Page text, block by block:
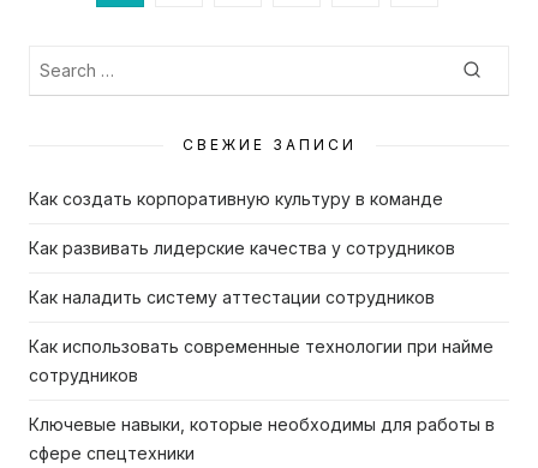
Пагинация
записей
Search
for:
СВЕЖИЕ ЗАПИСИ
Как создать корпоративную культуру в команде
Как развивать лидерские качества у сотрудников
Как наладить систему аттестации сотрудников
Как использовать современные технологии при найме
сотрудников
Ключевые навыки, которые необходимы для работы в
сфере спецтехники